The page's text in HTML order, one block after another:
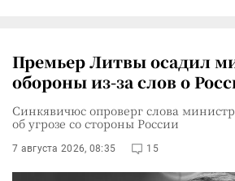
Премьер Литвы осадил
обороны из-за слов о
Синкявичюс опроверг слова
об угрозе со стороны России
7 августа 2026, 08:35 15